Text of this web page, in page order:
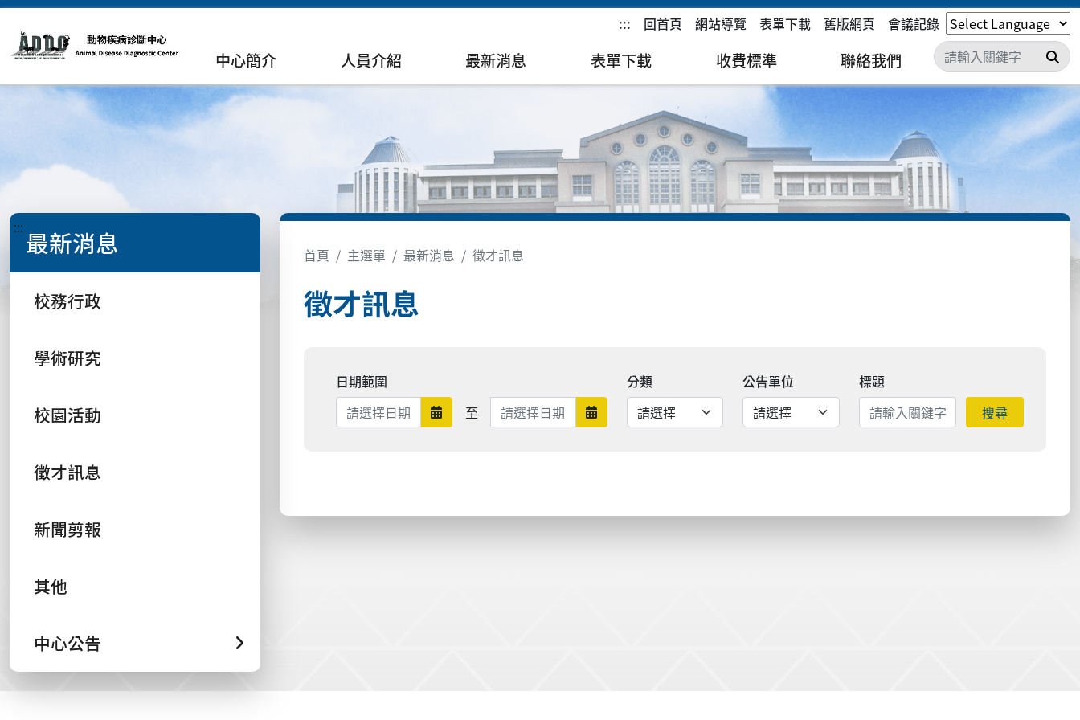
::: 回首頁 網站導覽 表單下載 舊版網頁 會議記錄
中心簡介 人員介紹 最新消息 表單下載 收費標準 聯絡我們 搜
::: 最新消息
校務行政
學術研究
校園活動
徵才訊息
新聞剪報
其他
中心公告
首頁 主選單 最新消息 徵才訊息
徵才訊息
日期範圍
日期範圍開始
至 日期範圍結束 日期範圍結束
分類 公告單位
標題
搜尋